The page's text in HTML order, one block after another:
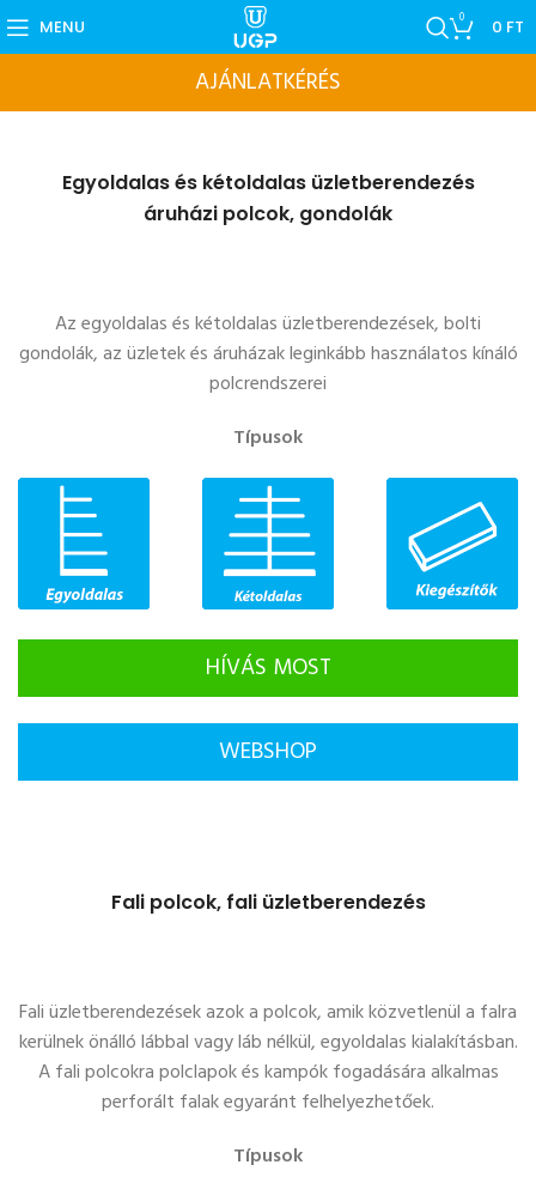
MENU 0 0 FT
AJÁNLATKÉRÉS
Egyoldalas és kétoldalas üzletberendezés
áruházi polcok, gondolák
Az egyoldalas és kétoldalas üzletberendezések, bolti
gondolák, az üzletek és áruházak leginkább használatos kínáló
polcrendszerei
Típusok
HÍVÁS MOST
WEBSHOP
Fali polcok, fali üzletberendezés
Fali üzletberendezések azok a polcok, amik közvetlenül a falra
kerülnek önálló lábbal vagy láb nélkül, egyoldalas kialakításban.
A fali polcokra polclapok és kampók fogadására alkalmas
perforált falak egyaránt felhelyezhetőek.
Típusok